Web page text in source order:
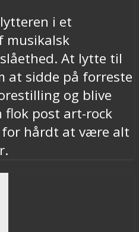
i et
musikalsk
At lytte til
at sidde på forreste
og blive
post art-rock
hårdt at være alt